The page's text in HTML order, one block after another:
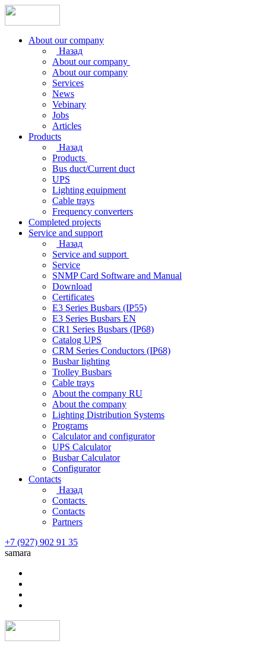
About our company
Назад
About our company
About our company
Services
News
Vebinary
Jobs
Articles
Products
Назад
Products
Bus duct/Current duct
UPS
Lighting equipment
Cable trays
Frequency converters
Completed projects
Service and support
Назад
Service and support
Service
SNMP Card Software and Manual
Download
Certificates
E3 Series Busbars (IP55)
E3 Series Busbars EN
CR1 Series Busbars (IP68)
Catalog UPS
CRM Series Conductors (IP68)
Busbar lighting
Trolley Busbars
Cable trays
About the company RU
About the company
Lighting Distribution Systems
Programs
Calculator and configurator
UPS Calculator
Busbar Calculator
Configurator
Contacts
Назад
Contacts
Contacts
Partners
+7 (927) 902 91 35
samara